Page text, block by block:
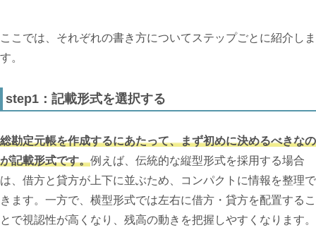
ここでは、それぞれの書き方についてステップごとに紹介しま
す。
step1：記載形式を選択する
総勘定元帳を作成するにあたって、まず初めに決めるべきなの
が記載形式です。例えば、伝統的な縦型形式を採用する場合
は、借方と貸方が上下に並ぶため、コンパクトに情報を整理で
きます。一方で、横型形式では左右に借方・貸方を配置するこ
とで視認性が高くなり、残高の動きを把握しやすくなります。